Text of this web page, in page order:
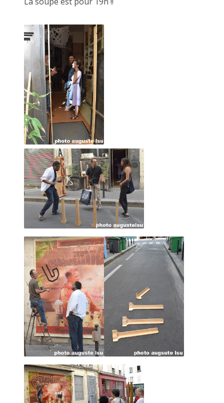
MARCEL ROGER aux claquettes 2018
Le OU PAS, concept inhérent aux faiseurs,
De sa voix, de son corps, d'une fabrication
performance improvisée sans savoir si cela
Principalement menées DEHORS! sur le